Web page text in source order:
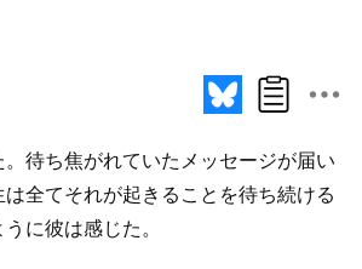
待ち焦がれていたメッセージが届い
全てそれが起きることを待ち続ける
に彼は感じた。